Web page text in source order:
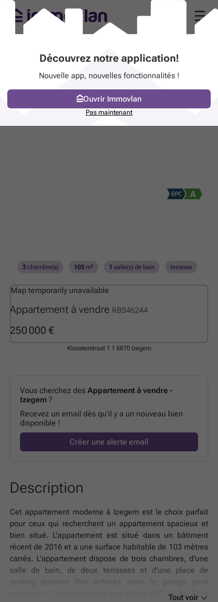
Appartement à vendre RBS46244
250 000 €
3chambre(s) 103m² 1 salle(s) de bain terrasse
Map temporarily unavailable
Kloosterstraat 1 1 8870 Izegem
Vous cherchez des Appartement à vendre -
Izegem ?
Recevez un email dès qu’il y a un nouveau bien
disponible !
Créer une alerte email
Description
Cet appartement moderne à Izegem est le choix parfait
pour ceux qui recherchent un appartement spacieux et
bien situé. L'appartement est situé dans un bâtiment
récent de 2016 et a une surface habitable de 103 mètres
carrés. L'appartement dispose de trois chambres, d'une
salle de bain, de deux terrasses et d'une place de
parking pouvant être achetée dans le garage privé
souterrain. L'appartement a une valeur EPC de 46,00 et
Tout voir
Découvrez notre application!
Nouvelle app, nouvelles fonctionnalités !
Ouvrir Immovlan
Pas maintenant